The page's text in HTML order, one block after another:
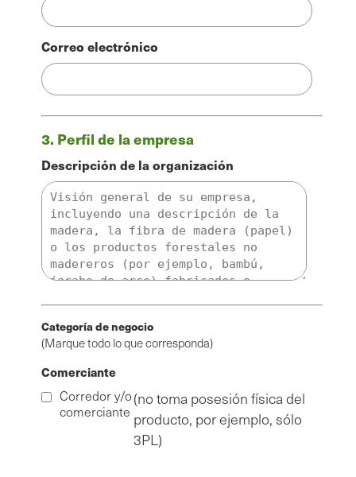
Correo electrónico
3. Perfil de la empresa
Descripción de la organización
Categoría de negocio
(Marque todo lo que corresponda)
Comerciante
Corredor y/o
comerciante
(no toma posesión física del
producto, por ejemplo, sólo
3PL)